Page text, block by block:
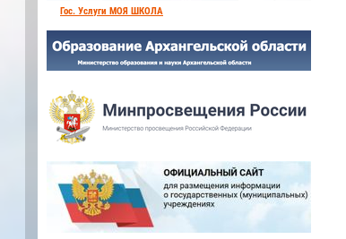
Гос. Услуги МОЯ ШКОЛА